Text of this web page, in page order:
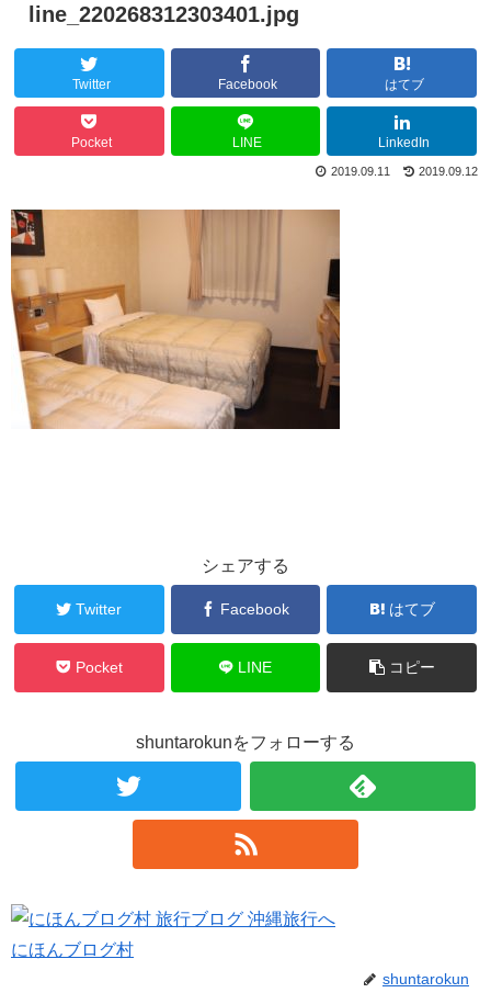
line_220268312303401.jpg
Twitter Facebook はてブ
Pocket LINE LinkedIn
2019.09.12
2019.09.11
シェアする
Twitter Facebook はてブ
Pocket LINE コピー
shuntarokunをフォローする
にほんブログ村
shuntarokun